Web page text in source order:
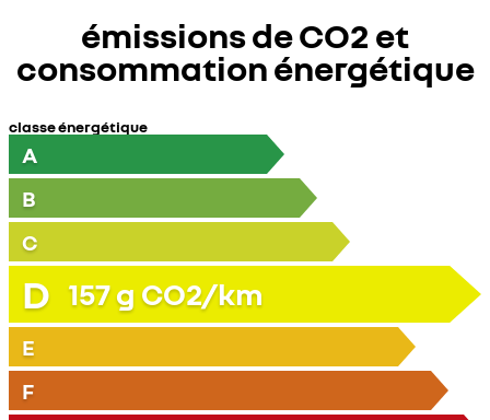
émissions de CO2 et
consommation énergétique
classe énergétique
A
B
C
D 157g CO2/km
E
F